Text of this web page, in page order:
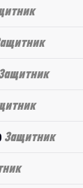
Защитник